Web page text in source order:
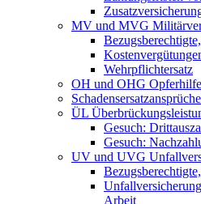
MV und MVG
Wehrpflichtersatz
OH und OHG Opferhilfe
Schadensersatzansprüche
ÜL
Gesuch:
Gesuch:
UV und UVG
Arbeit